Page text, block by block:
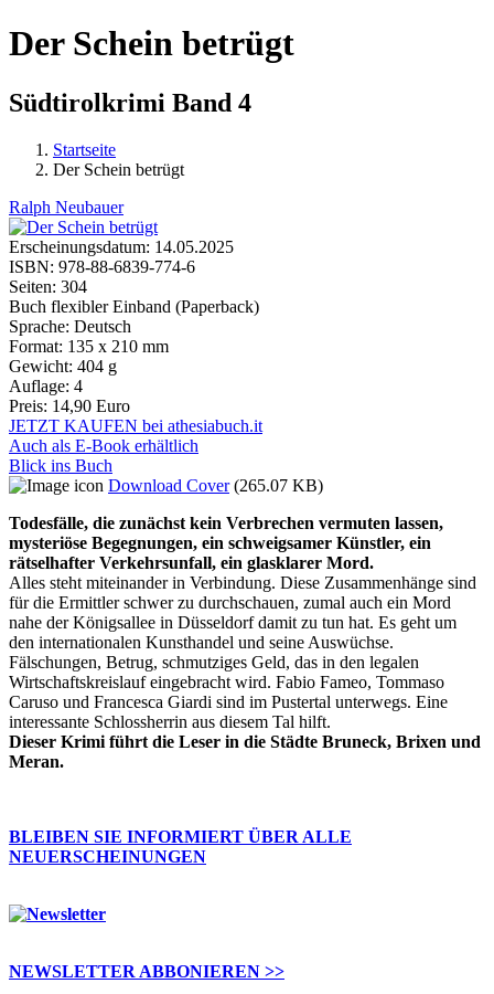
Der Schein betrügt
Südtirolkrimi Band 4
Sie sind hier
Startseite
Der Schein betrügt
Ralph Neubauer
Erscheinungsdatum: 14.05.2025
ISBN: 978-88-6839-774-6
Seiten: 304
Buch flexibler Einband (Paperback)
Sprache: Deutsch
Format: 135 x 210 mm
Gewicht: 404 g
Auflage: 4
Preis: 14,90 Euro
JETZT KAUFEN bei athesiabuch.it
Auch als E-Book erhältlich
Blick ins Buch
Download Cover (265.07 KB)
Todesfälle, die zunächst kein Verbrechen vermuten lassen,
mysteriöse Begegnungen, ein schweigsamer Künstler, ein
rätselhafter Verkehrsunfall, ein glasklarer Mord.
Alles steht miteinander in Verbindung. Diese Zusammenhänge sind
für die Ermittler schwer zu durchschauen, zumal auch ein Mord
nahe der Königsallee in Düsseldorf damit zu tun hat. Es geht um
den internationalen Kunsthandel und seine Auswüchse.
Fälschungen, Betrug, schmutziges Geld, das in den legalen
Wirtschaftskreislauf eingebracht wird. Fabio Fameo, Tommaso
Caruso und Francesca Giardi sind im Pustertal unterwegs. Eine
interessante Schlossherrin aus diesem Tal hilft.
Dieser Krimi führt die Leser in die Städte Bruneck, Brixen und
Meran.
BLEIBEN SIE INFORMIERT ÜBER ALLE
NEUERSCHEINUNGEN
NEWSLETTER ABBONIEREN >>